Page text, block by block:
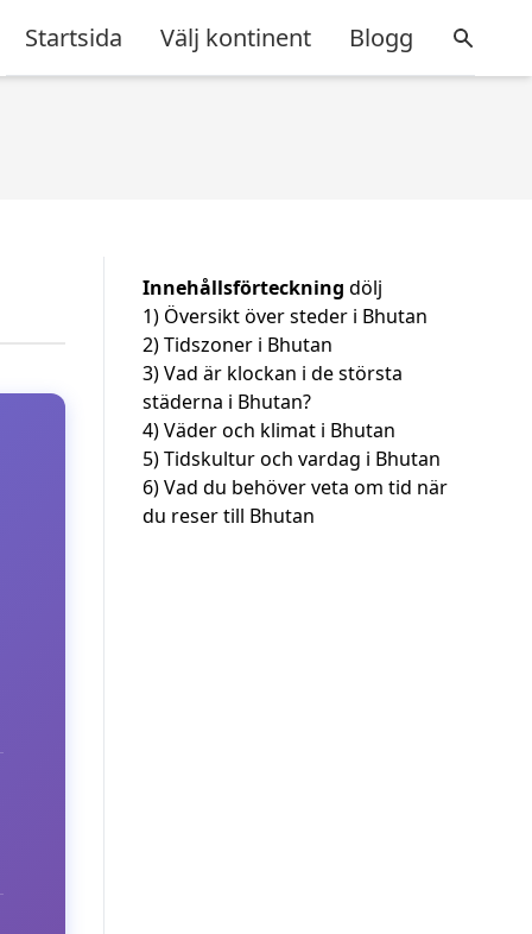
Startsida Välj kontinent Blogg
Innehållsförteckning dölj
1) Översikt över steder i Bhutan
2)Tidszoner i Bhutan
3)Vad är klockan i de största
städerna i Bhutan?
4)Väder och klimat i Bhutan
5)Tidskultur och vardag i Bhutan
6)Vad du behöver veta om tid när
du reser till Bhutan